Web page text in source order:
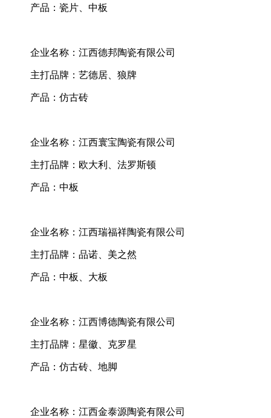
产品：瓷片、中板
企业名称：江西德邦陶瓷有限公司
主打品牌：艺德居、狼牌
产品：仿古砖
企业名称：江西寰宝陶瓷有限公司
主打品牌：欧大利、法罗斯顿
产品：中板
企业名称：江西瑞福祥陶瓷有限公司
主打品牌：品诺、美之然
产品：中板、大板
企业名称：江西博德陶瓷有限公司
主打品牌：星徽、克罗星
产品：仿古砖、地脚
企业名称：江西金泰源陶瓷有限公司